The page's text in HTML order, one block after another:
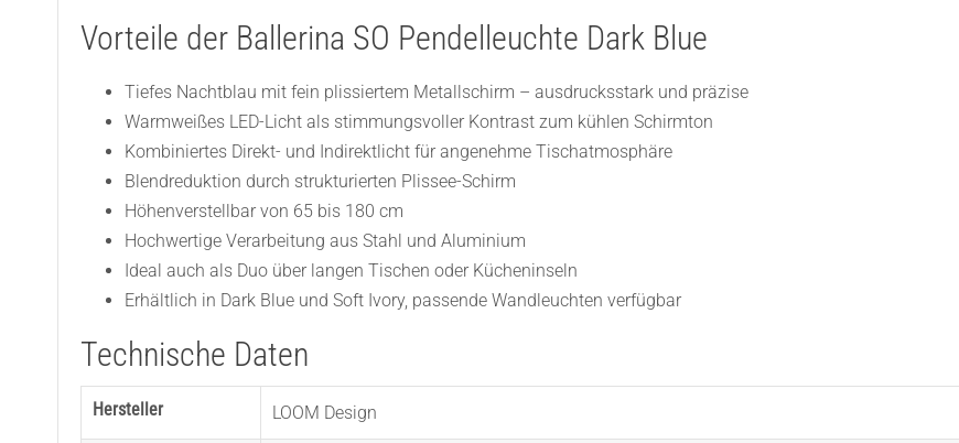
Vorteile der Ballerina SO Pendelleuchte Dark Blue
Tiefes Nachtblau mit fein plissiertem Metallschirm – ausdrucksstark und präzise
Warmweißes LED-Licht als stimmungsvoller Kontrast zum kühlen Schirmton
Kombiniertes Direkt- und Indirektlicht für angenehme Tischatmosphäre
Blendreduktion durch strukturierten Plissee-Schirm
Höhenverstellbar von 65 bis 180 cm
Hochwertige Verarbeitung aus Stahl und Aluminium
Ideal auch als Duo über langen Tischen oder Kücheninseln
Erhältlich in Dark Blue und Soft Ivory, passende Wandleuchten verfügbar
Technische Daten
Hersteller LOOM Design